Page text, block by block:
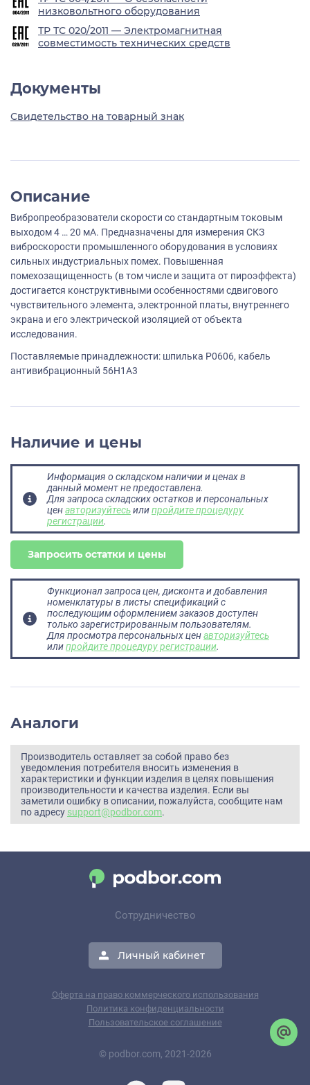
низковольтного оборудования
ТР ТС 020/2011 — Электромагнитная
совместимость технических средств
Документы
Свидетельство на товарный знак
Описание
Вибропреобразователи скорости со стандартным токовым
выходом 4 … 20 мА. Предназначены для измерения СКЗ
виброскорости промышленного оборудования в условиях
сильных индустриальных помех. Повышенная
помехозащищенность (в том числе и защита от пироэффекта)
достигается конструктивными особенностями сдвигового
чувствительного элемента, электронной платы, внутреннего
экрана и его электрической изоляцией от объекта
исследования.
Поставляемые принадлежности: шпилька P0606, кабель
антивибрационный 56H1A3
Наличие и цены
Информация о складском наличии и ценах в
данный момент не предоставлена.
Для запроса складских остатков и персональных
ценавторизуйтесьилипройдите процедуру
регистрации.
Запросить остатки и цены
Функционал запроса цен, дисконта и добавления
номенклатуры в листы спецификаций с
последующим оформлением заказов доступен
только зарегистрированным пользователям.
Для просмотра персональных ценавторизуйтесь
илипройдите процедуру регистрации.
Аналоги
Производитель оставляет за собой право без
уведомления потребителя вносить изменения в
характеристики и функции изделия в целях повышения
производительности и качества изделия. Если вы
заметили ошибку в описании, пожалуйста, сообщите нам
по адресу support@podbor.com.
Сотрудничество
Личный кабинет
Оферта на право коммерческого использования
Политика конфиденциальности
Пользовательское соглашение
© podbor.com, 2021-2026